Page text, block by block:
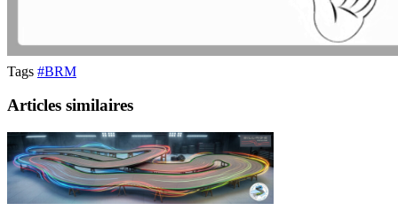
Tags #BRM
Articles similaires